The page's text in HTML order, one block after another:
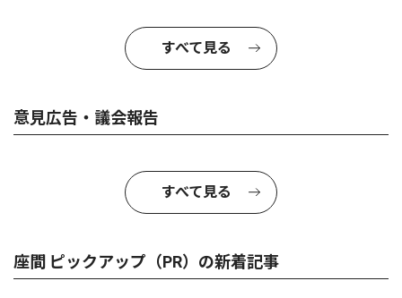
すべて見る
意見広告・議会報告
すべて見る
座間 ピックアップ（PR）の新着記事